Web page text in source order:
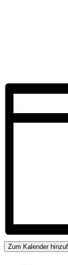
Zum Kalender